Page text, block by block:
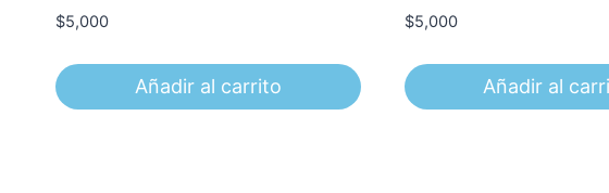
$5,000
Añadir al carrito
$5,000
Añadir al